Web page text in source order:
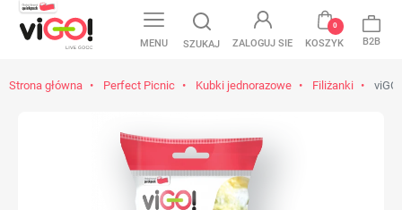
MENU SZUKAJ ZALOGUJ SIE KOSZYK
0
B2B
Strona główna Perfect Picnic Kubki jednorazowe Filiżanki